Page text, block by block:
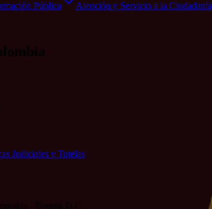
Pública Atención y Servicio a la Ciudadanía
Judiciales y Tutelas
- Bogotá D.C